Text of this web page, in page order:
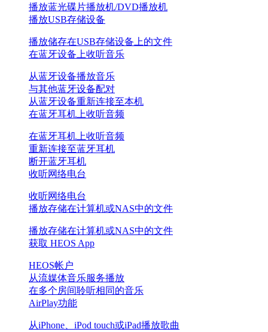
播放蓝光碟片播放机/DVD播放机
播放USB存储设备
播放储存在USB存储设备上的文件
在蓝牙设备上收听音乐
从蓝牙设备播放音乐
与其他蓝牙设备配对
从蓝牙设备重新连接至本机
在蓝牙耳机上收听音频
在蓝牙耳机上收听音频
重新连接至蓝牙耳机
断开蓝牙耳机
收听网络电台
收听网络电台
播放存储在计算机或NAS中的文件
播放存储在计算机或NAS中的文件
获取 HEOS App
HEOS帐户
从流媒体音乐服务播放
在多个房间聆听相同的音乐
AirPlay功能
从iPhone、iPod touch或iPad播放歌曲